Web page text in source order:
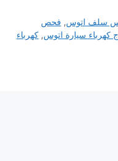
سلف اتوس, فحص
كهرباء سيارة اتوس, كهرباء